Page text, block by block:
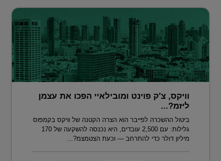
וויקס, צ'ק פוינט ומובילאיי הפכו את עצמן
ליזמ?...
ביטול ההשכרה לפייבר הוא הצרה הקטנה של וויקס בקמפוס
גלילות: עם 2,500 עובדים, היא נכנסה להשקעה של 170
מיליון דולר כדי להתרחב — וכעת הצטמצמ?...